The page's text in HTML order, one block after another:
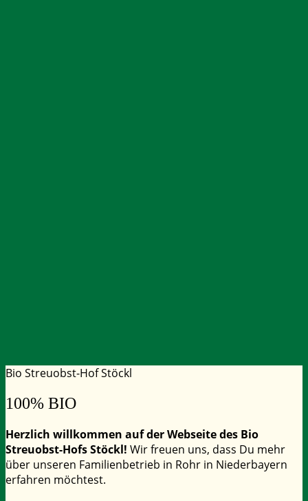
Bio Streuobst-Hof Stöckl
100% BIO
Herzlich willkommen auf der Webseite des Bio
Streuobst-Hofs Stöckl! Wir freuen uns, dass Du mehr
über unseren Familienbetrieb in Rohr in Niederbayern
erfahren möchtest.